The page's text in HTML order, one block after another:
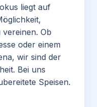
liegt auf
Ob
oder einem
wir sind der
Bei uns
Speisen.